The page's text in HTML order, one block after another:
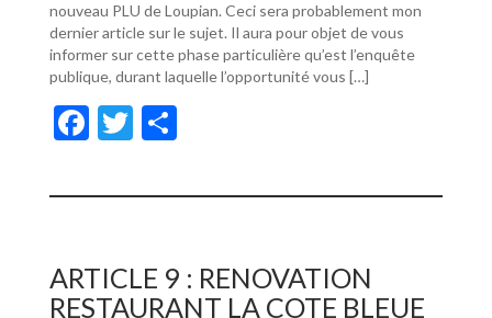
nouveau PLU de Loupian. Ceci sera probablement mon
dernier article sur le sujet. Il aura pour objet de vous
informer sur cette phase particulière qu’est l’enquête
publique, durant laquelle l’opportunité vous […]
F
e
o
o
T
itt ta
er
ARTICLE 9 : RENOVATION
RESTAURANT LA COTE BLEUE